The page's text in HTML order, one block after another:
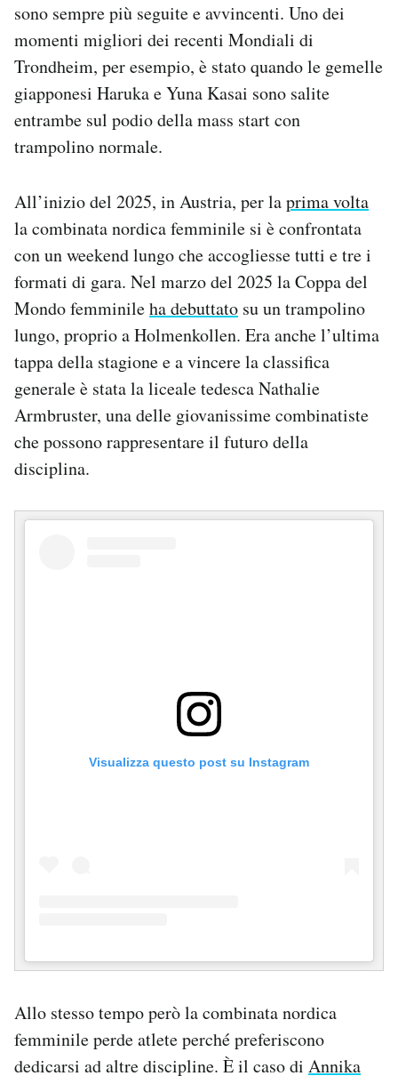
sono sempre più seguite e avvincenti. Uno dei
momenti migliori dei recenti Mondiali di
Trondheim, per esempio, è stato quando le gemelle
giapponesi Haruka e Yuna Kasai sono salite
entrambe sul podio della mass start con
trampolino normale.
All’inizio del 2025, in Austria, per laprima volta
la combinata nordica femminile si è confrontata
con un weekend lungo che accogliesse tutti e tre i
formati di gara. Nel marzo del 2025 la Coppa del
Mondo femminileha debuttato su un trampolino
lungo, proprio a Holmenkollen. Era anche l’ultima
tappa della stagione e a vincere la classifica
generale è stata la liceale tedesca Nathalie
Armbruster, una delle giovanissime combinatiste
che possono rappresentare il futuro della
disciplina.
Visualizza questo post su Instagram
Allo stesso tempo però la combinata nordica
femminile perde atlete perché preferiscono
dedicarsi ad altre discipline. È il caso di Annika